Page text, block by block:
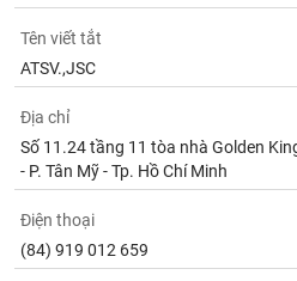
Tên viết tắt
ATSV.,JSC
Địa chỉ
Số 11.24 tầng 11 tòa nhà Golden
- P. Tân Mỹ - Tp. Hồ Chí Minh
Điện thoại
(84) 919 012 659